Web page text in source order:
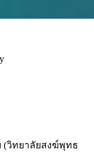
(วิทยาลัยสงฆ์พุทธ